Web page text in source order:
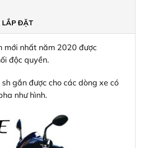
LẮP ĐẶT
mới nhất năm 2020 được
độc quyền.
gắn được cho các dòng xe có
như hình.